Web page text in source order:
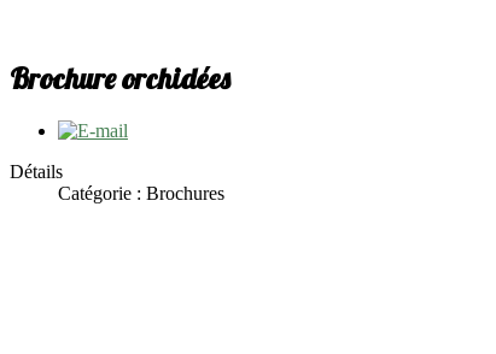
Brochure orchidées
Détails
Catégorie : Brochures